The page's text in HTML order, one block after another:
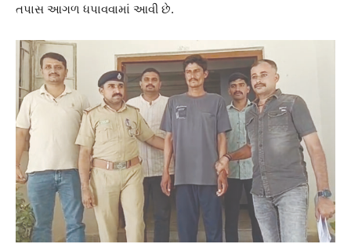
તપાસ આગળ ધપાવવામાં આવી છે.